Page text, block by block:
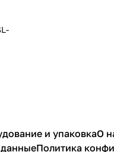
и упаковкаО
Политика